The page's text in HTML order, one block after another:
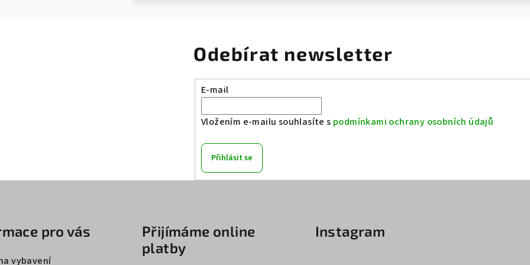
Odebírat newsletter
E-mail
Vložením e-mailu souhlasíte s podmínkami ochrany osobních údajů
Přihlásit se
pro vás
vybavení
Přijímáme online
platby
Instagram